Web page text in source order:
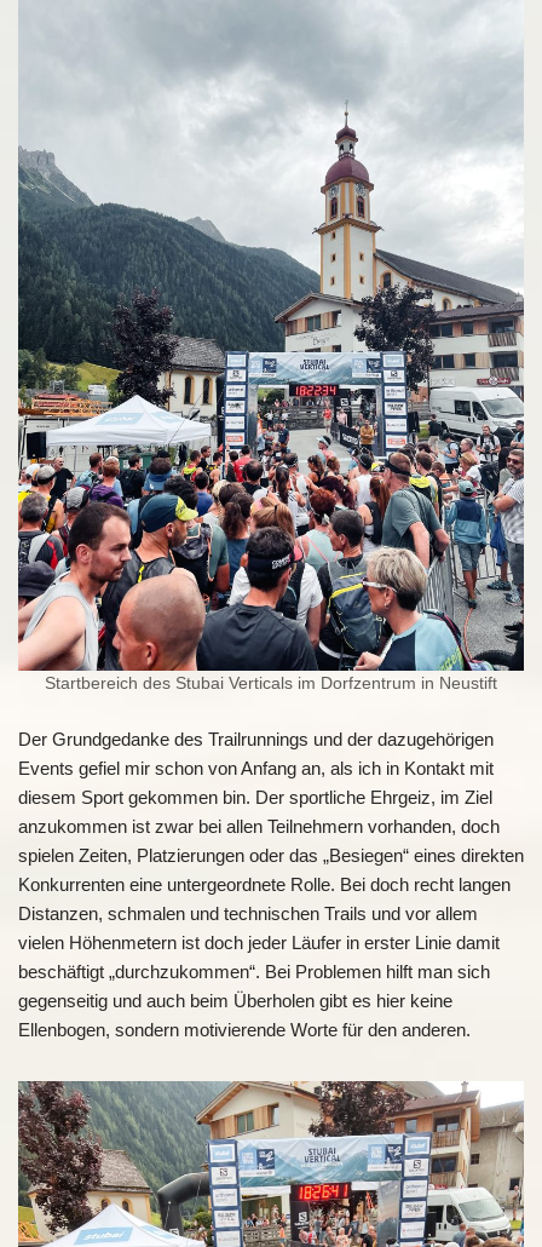
Startbereich des Stubai Verticals im Dorfzentrum in Neustift
Der Grundgedanke des Trailrunnings und der dazugehörigen
Events gefiel mir schon von Anfang an, als ich in Kontakt mit
diesem Sport gekommen bin. Der sportliche Ehrgeiz, im Ziel
anzukommen ist zwar bei allen Teilnehmern vorhanden, doch
spielen Zeiten, Platzierungen oder das „Besiegen“ eines direkten
Konkurrenten eine untergeordnete Rolle. Bei doch recht langen
Distanzen, schmalen und technischen Trails und vor allem
vielen Höhenmetern ist doch jeder Läufer in erster Linie damit
beschäftigt „durchzukommen“. Bei Problemen hilft man sich
gegenseitig und auch beim Überholen gibt es hier keine
Ellenbogen, sondern motivierende Worte für den anderen.